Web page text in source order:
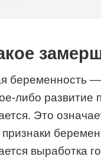
беременность —
либо
Это
выработка